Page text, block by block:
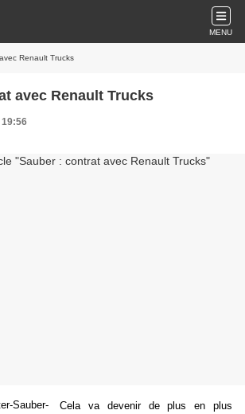
MENU
Renault Trucks
avec Renault Trucks
19:56
Cela va devenir de plus en plus